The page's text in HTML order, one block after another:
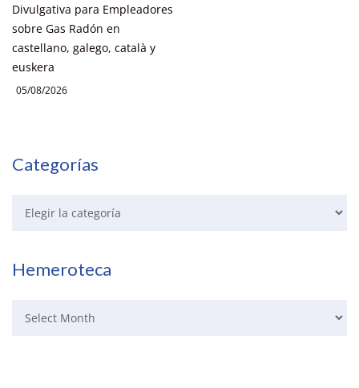
Divulgativa para Empleadores
sobre Gas Radón en
castellano, galego, català y
euskera
05/08/2026
Categorías
Hemeroteca